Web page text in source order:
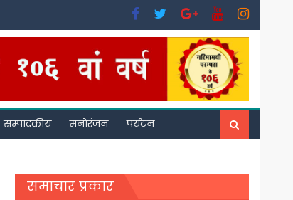
सम्पादकीय मनोरंजन पर्यटन
समाचार प्रकार